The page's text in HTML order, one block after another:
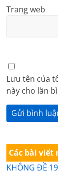
Trang web
Lưu tên của
này cho lần
Các bài viết
KHÔNG ĐỀ